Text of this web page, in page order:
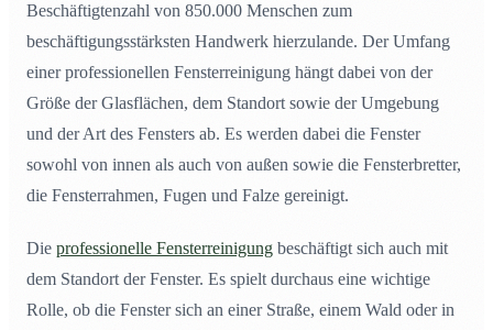
Beschäftigtenzahl von 850.000 Menschen zum
beschäftigungsstärksten Handwerk hierzulande. Der Umfang
einer professionellen Fensterreinigung hängt dabei von der
Größe der Glasflächen, dem Standort sowie der Umgebung
und der Art des Fensters ab. Es werden dabei die Fenster
sowohl von innen als auch von außen sowie die Fensterbretter,
die Fensterrahmen, Fugen und Falze gereinigt.
Die professionelle Fensterreinigung beschäftigt sich auch mit
dem Standort der Fenster. Es spielt durchaus eine wichtige
Rolle, ob die Fenster sich an einer Straße, einem Wald oder in